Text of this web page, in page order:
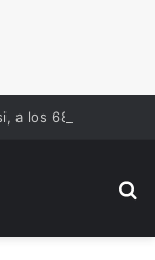
a los 68 años